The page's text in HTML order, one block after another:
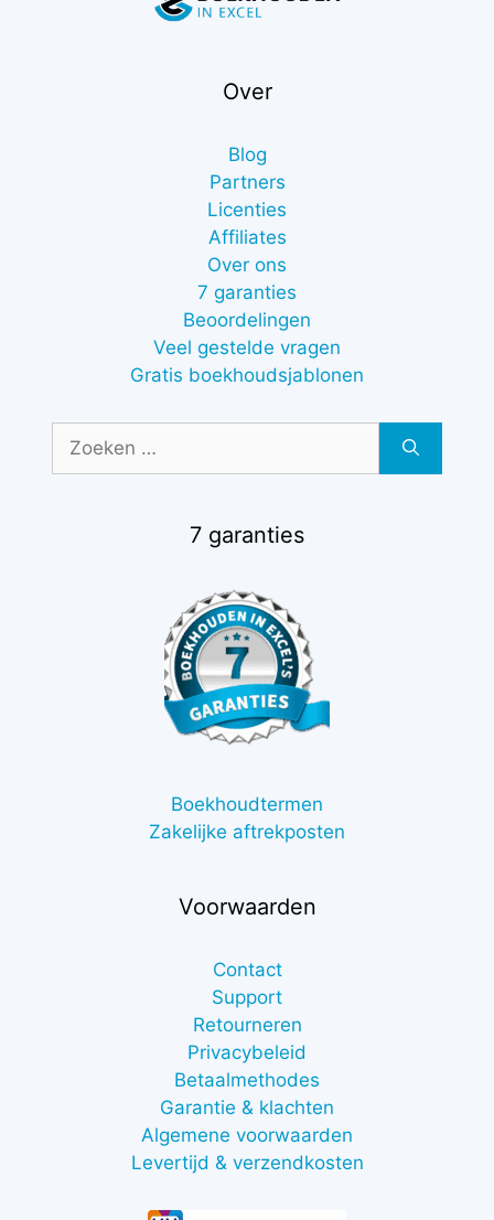
Over
Blog
Partners
Licenties
Affiliates
Over ons
7 garanties
Beoordelingen
Veel gestelde vragen
Gratis boekhoudsjablonen
naar:
7 garanties
Boekhoudtermen
Zakelijke aftrekposten
Voorwaarden
Contact
Support
Retourneren
Privacybeleid
Betaalmethodes
Garantie & klachten
Algemene voorwaarden
Levertijd & verzendkosten